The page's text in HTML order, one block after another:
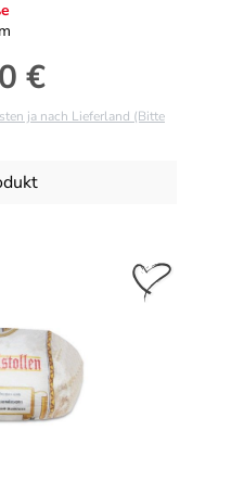
Preis:
€
ja nach Lieferland (Bitte